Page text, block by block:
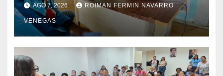
AGO 7, 2026 ROIMAN FERMIN NAVARRO
VENEGAS